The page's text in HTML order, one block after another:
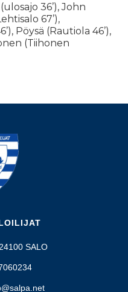
36’), John
67’),
Pöysä (Rautiola 46’),
(Tiihonen
SALO